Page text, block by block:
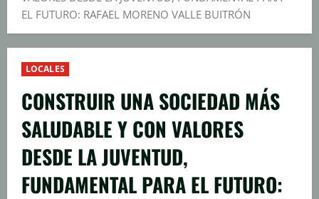
EL FUTURO: RAFAEL MORENO VALLE BUITRÓN
LOCALES
CONSTRUIR UNA SOCIEDAD MÁS
SALUDABLE Y CON VALORES
DESDE LA JUVENTUD,
FUNDAMENTAL PARA EL FUTURO: